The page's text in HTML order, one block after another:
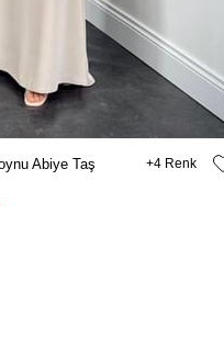
Abiye Taş 4